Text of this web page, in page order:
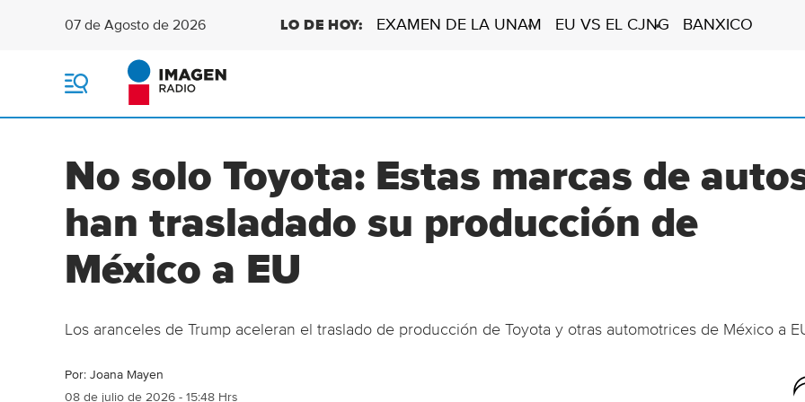
07 de Agosto de 2026 LO DE HOY: EXAMEN DE LA UNAM EU VS EL CJNG BANXICO
e
No solo Toyota: Estas marcas de
han trasladado su producción de
México a EU
Los aranceles de Trump aceleran el traslado de producción de Toyota y otras automotrices de México a
Por: Joana Mayen
08 de julio de 2026 - 15:48 Hrs